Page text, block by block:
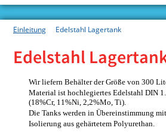
Einleitung Edelstahl Lagertank
Edelstahl
Wir liefern Behälter der Größe von 300
Material ist hochlegiertes Edelstahl DIN
(18%Cr, 11%Ni, 2,2%Mo, Ti).
Die Tanks werden in Übereinstimmung
Isolierung aus gehärtetem Polyurethan.